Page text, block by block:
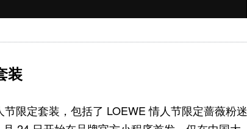
装
限定套装，包括了 LOEWE 情人节限定蔷薇粉迷